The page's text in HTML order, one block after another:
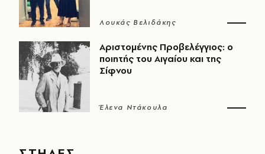
Λουκάς Βελιδάκης
Αριστομένης Προβελέγγιος: ο
ποιητής του Αιγαίου και της
Σίφνου
Έλενα Ντάκουλα